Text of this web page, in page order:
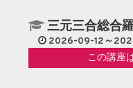
三元三合総合
2026-09-12～
この講座